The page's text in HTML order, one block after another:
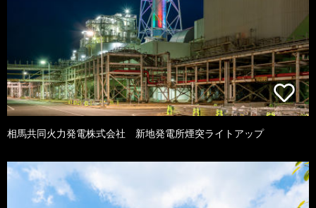
相馬共同火力発電株式会社 新地発電所煙突ライトアップ